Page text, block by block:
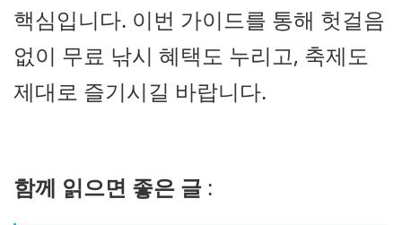
핵심입니다. 이번 가이드를 통해 헛걸음
없이 무료 낚시 혜택도 누리고, 축제도
제대로 즐기시길 바랍니다.
함께 읽으면 좋은 글 :